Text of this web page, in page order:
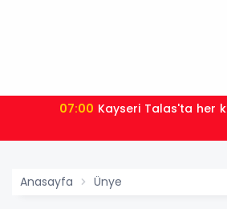
07:00 Kayseri Talas'ta her
Anasayfa Ünye